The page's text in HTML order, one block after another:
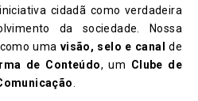
cidadã como verdadeira
da sociedade. Nossa
uma visão, selo e canalde
de Conteúdo, um Clube de
.